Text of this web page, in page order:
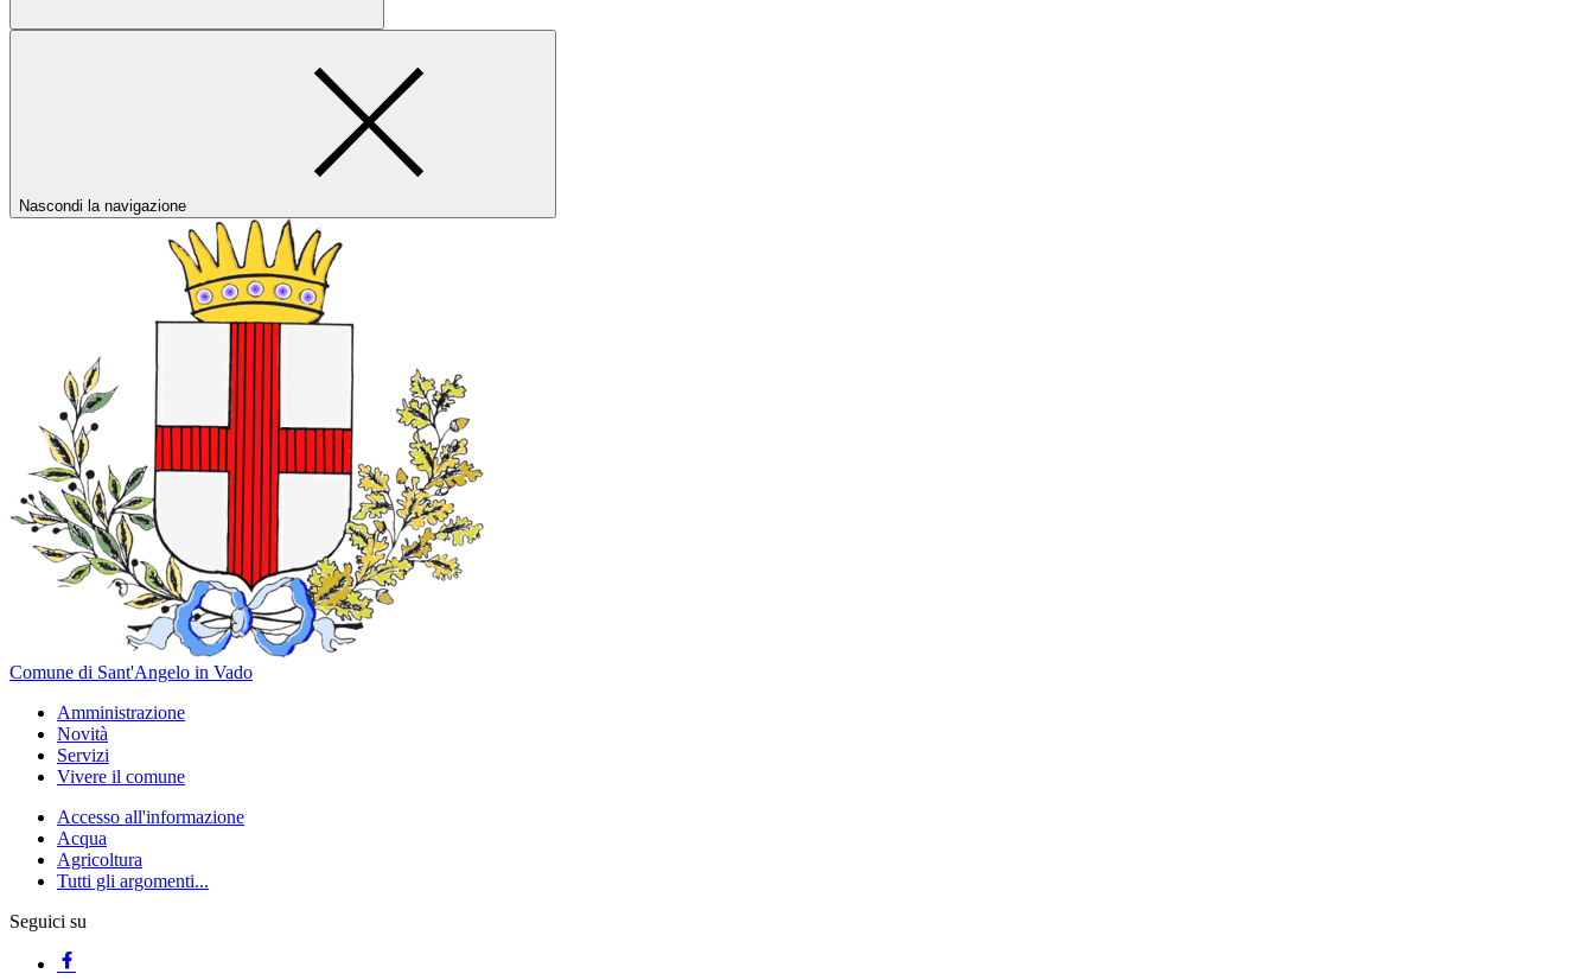
Nascondi la navigazione
Comune di Sant'Angelo in Vado
Amministrazione
Novità
Servizi
Vivere il comune
Accesso all'informazione
Acqua
Agricoltura
Tutti gli argomenti...
Seguici su